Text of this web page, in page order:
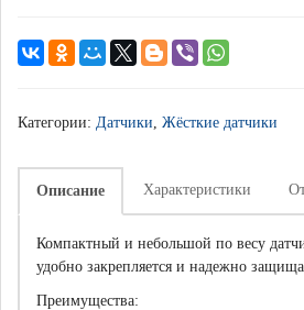
Категории: Датчики, Жёсткие датчики
Описание Характеристики
Компактный и небольшой по весу
удобно закрепляется и надежно
Преимущества: